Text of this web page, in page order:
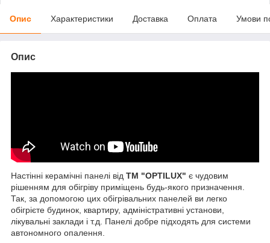
Опис Характеристики Доставка Оплата Умови
Опис
Настінні керамічні панелі від ТМ "OPTILUX" є чудовим
рішенням для обігріву приміщень будь-якого призначення.
Так, за допомогою цих обігрівальних панелей ви легко
обігрієте будинок, квартиру, адміністративні установи,
лікувальні заклади і т.д. Панелі добре підходять для системи
автономного опалення.